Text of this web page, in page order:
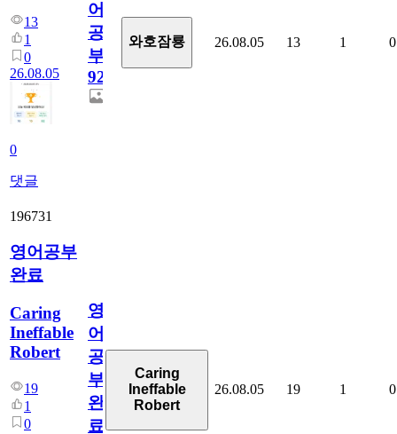
13
1
0
26.08.05
0
댓글
어
공
부
929
와호잠룡 26.08.05 13 1 0
196731
영어공부
완료
Caring
Ineffable
Robert
19
1
0
영
어
공
부
완
료
Caring
Ineffable
Robert
26.08.05 19 1 0